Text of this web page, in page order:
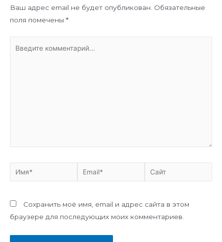
Ваш адрес email не будет опубликован. Обязательные
поля помечены *
Сохранить моё имя, email и адрес сайта в этом
браузере для последующих моих комментариев.